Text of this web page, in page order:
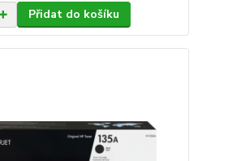
Přidat do košíku